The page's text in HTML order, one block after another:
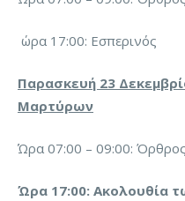
ώρα 17:00: Εσπερινός
Παρασκευή 23
Μαρτύρων
Ώρα 07:00 – 09:00: Όρθρος
Ώρα 17:00: Ακολουθία